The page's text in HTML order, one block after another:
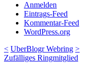
Anmelden
Eintrags-Feed
Kommentar-Feed
WordPress.org
< UberBlogr Webring >
Zufälliges Ringmitglied